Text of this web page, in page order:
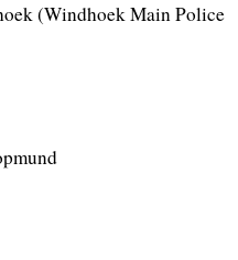
(Windhoek Main Police